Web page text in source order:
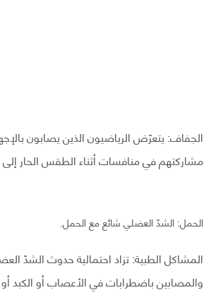
الجفاف: يتعرّض الرياضيون الذين يصابون
مشاركتهم في منافسات أثناء الطقس الحار
الحمل: الشدّ العضلي شائع مع الحمل.
المشاكل الطبية: تزاد احتمالية حدوث الشدّ
والمصابين باضطرابات في الأعصاب أو الكبد أو